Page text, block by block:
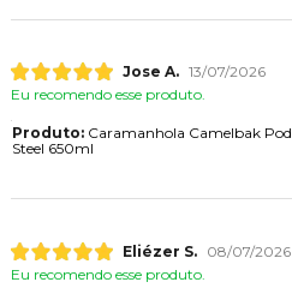
Jose A. 13/07/2026
Eu recomendo esse produto.
Produto:Caramanhola Camelbak
Steel 650ml
Eliézer S.
08/07/2026
Eu recomendo esse produto.